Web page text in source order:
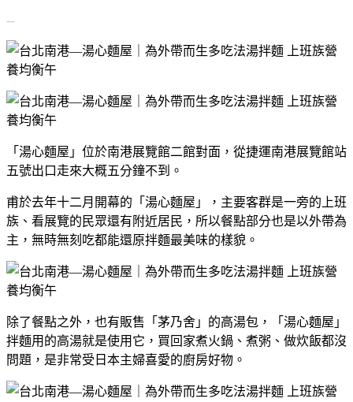
--
「湯心麵屋」位於南港展覽館二館對面，從捷運南港展覽館站
五號出口走來大概五分鐘不到。
甫於去年十二月開幕的「湯心麵屋」，主要客群是一旁的上班
族、看展覽的民眾還有附近居民，所以餐點部分也是以外帶為
主，無時無刻吃都能還原拌麵最美味的樣貌。
除了餐點之外，也有販售「茅乃舍」的高湯包，「湯心麵屋」
拌麵用的高湯就是使用它，買回家煮火鍋、煮粥、做炊飯都沒
問題，是非常受日本主婦喜愛的廚房好物。